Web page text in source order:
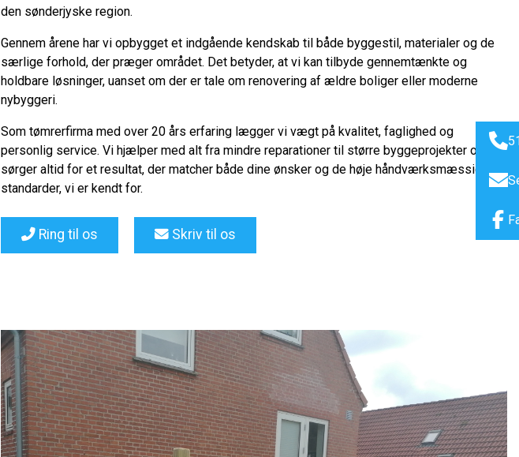
den sønderjyske region.
Gennem årene har vi opbygget et indgående kendskab til både byggestil, materialer og de
særlige forhold, der præger området. Det betyder, at vi kan tilbyde gennemtænkte og
holdbare løsninger, uanset om der er tale om renovering af ældre boliger eller moderne
nybyggeri.
Som tømrerfirma med over 20 års erfaring lægger vi vægt på kvalitet, faglighed og
personlig service. Vi hjælper med alt fra mindre reparationer til større byggeprojekter og
sørger altid for et resultat, der matcher både dine ønsker og de høje håndværksmæssige
standarder, vi er kendt for.
Ring til os Skriv til os